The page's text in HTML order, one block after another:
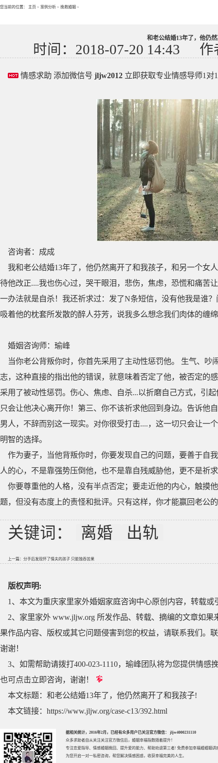
您当前的位置： 主页 > 案例分析 > 挽救婚姻 >
和老公结婚13年了，他仍
时间：2018-07-20 14:43 作
情感求助 添加微信号 jljw2012 立即获取专业情感导师1对
咨询者：成成
我和老公结婚13年了，他仍然离开了和我孩子，和另一个女
待他改正....我也伤心过，哭干眼泪，悲伤，焦虑，恐慌和痛苦
一办法就是自杀！我还祈求过：发了N条短信，没有他我是谁
吸着他的枕套所发散的醉人芬芳，说我多么想念我们肉体的缠
婚姻咨询师：瑜峰
当你老公背叛你时，你首先采用了主动性惩罚他。 生气、
志，这种直接的指出他的错误，就意味着否定了他，被否定的
采用了被动性惩罚。伤心、焦虑、自杀...以折磨自己方式，引
只会让他决心离开你！第三、你不该祈求他回到身边。告诉他
男人，不辞而别这一现实。对你很受打击....，这一切只会让一
明智的选择。
作为妻子，当他背叛你时，你要发现自己的问题，要善于自
人的心，不是靠强势压倒他，也不是靠自残威胁他，更不是祈
你要尊重他的人格，没有半点否定；要走近他的内心，触摸
题，但没有态度上的责怪和批评。只有这样，你才能赢回老公
关键词： 离婚 出轨
上一篇： 分手后发现怀了情夫的孩子 只能独吞苦果
版权声明:
1、本文为重庆家里家外婚姻家庭咨询中心原创内容，转载
2、家里家外 www.jljw.org 所发作品、转载、摘编的文章如
果作品内容、版权或其它问题侵害到您的权益，请联系我们。
谢谢！
3、如需帮助请拨打400-023-1110，瑜峰团队将为您提供情
也可点击立即咨询，谢谢！
本文标题： 和老公结婚13年了，他仍然离开了和我孩子!
本文链接： https://www.jljw.org/case-c13/392.html
据相关统计，2016年2月，已经有众多用户已关注官方微信： jljw4000231110
众多求助者自从关注关注官方微信后，婚姻幸福指数随着提升！
专注恋爱指导、 情感婚姻挽回 、提升爱的能力、帮助劝退第三者! 免费参加幸福婚婚姻讲
为您开启一对一私密咨询，帮您解决情感困惑，收获幸福完美的人生。